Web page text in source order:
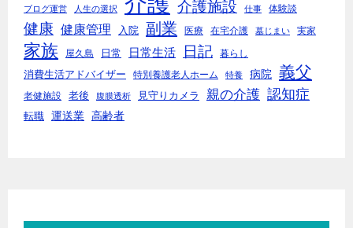
ブログ運営 人生の選択 介護施設 仕事 体験談
健康 健康管理 入院 副業 医療 在宅介護 墓じまい 実家
家族 屋久島 日常 日常生活 日記 暮らし
消費生活アドバイザー 特別養護老人ホーム 特養 病院 義父
老健施設 老後 腹膜透析 見守りカメラ 親の介護 認知症
転職 運送業 高齢者